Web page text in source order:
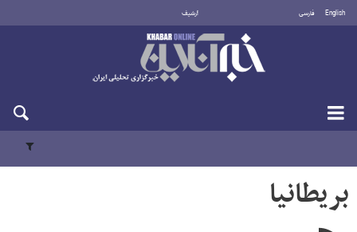
English فارسی أرشيف
بريطانيا